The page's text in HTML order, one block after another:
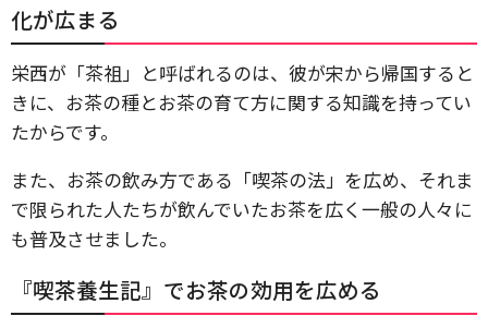
化が広まる
栄西が「茶祖」と呼ばれるのは、彼が宋から帰国すると
きに、お茶の種とお茶の育て方に関する知識を持ってい
たからです。
また、お茶の飲み方である「喫茶の法」を広め、それま
で限られた人たちが飲んでいたお茶を広く一般の人々に
も普及させました。
『喫茶養生記』でお茶の効用を広める